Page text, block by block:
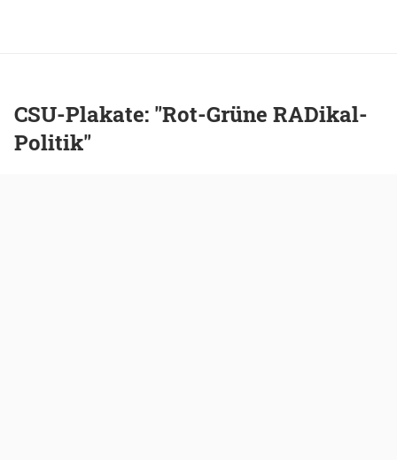
CSU-Plakate: "Rot-Grüne RADikal-
Politik"